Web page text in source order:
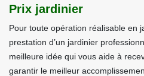
Prix jardinier
Pour toute opération réalisable en
prestation d’un jardinier
meilleure idée qui vous aide à
garantir le meilleur